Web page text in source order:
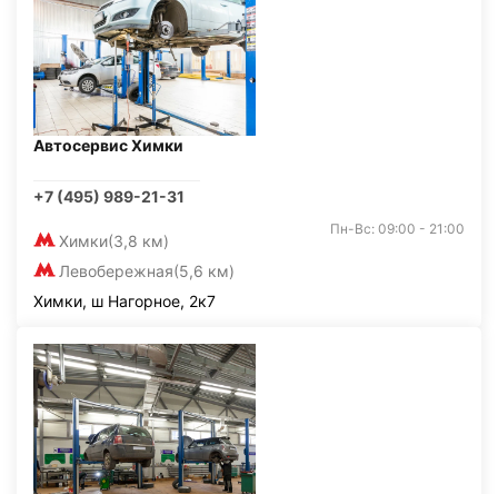
Автосервис Химки
+7 (495) 989-21-31
Химки(3,8 км)
Левобережная(5,6 км)
Пн-Вс: 09:00 - 21:00
Химки, ш Нагорное, 2к7